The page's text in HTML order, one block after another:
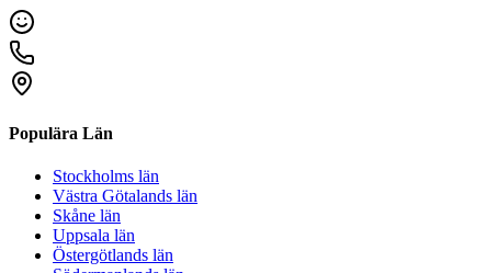
Populära Län
Stockholms län
Västra Götalands län
Skåne län
Uppsala län
Östergötlands län